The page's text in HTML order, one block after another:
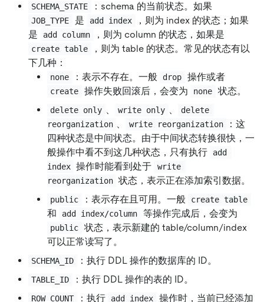
SCHEMA_STATE ：schema 的当前状态。如果
JOB_TYPE 是 add index
，则为 index 的状态；如果
是
add column ，则为 column 的状态，如果是
create table
，则为 table 的状态。常见的状态有以
下几种：
none ：表示不存在。一般 drop 操作或者
create 操作失败回滚后，会变为 none 状态。
delete only 、 write only 、
delete
reorganization 、 write reorganization
：这
四种状态是中间状态。由于中间状态转换很快，一
般操作中看不到这几种状态，只有执行
add
index 操作时能看到处于
write
reorganization 状态，表示正在添加索引数据。
public ：表示存在且可用。一般 create table
和 add index/column 等操作完成后，会变为
public
状态，表示新建的 table/column/index
可以正常读写了。
SCHEMA_ID ：执行 DDL 操作的数据库的 ID。
TABLE_ID ：执行 DDL 操作的表的 ID。
ROW_COUNT ：执行 add index
操作时，当前已经添加